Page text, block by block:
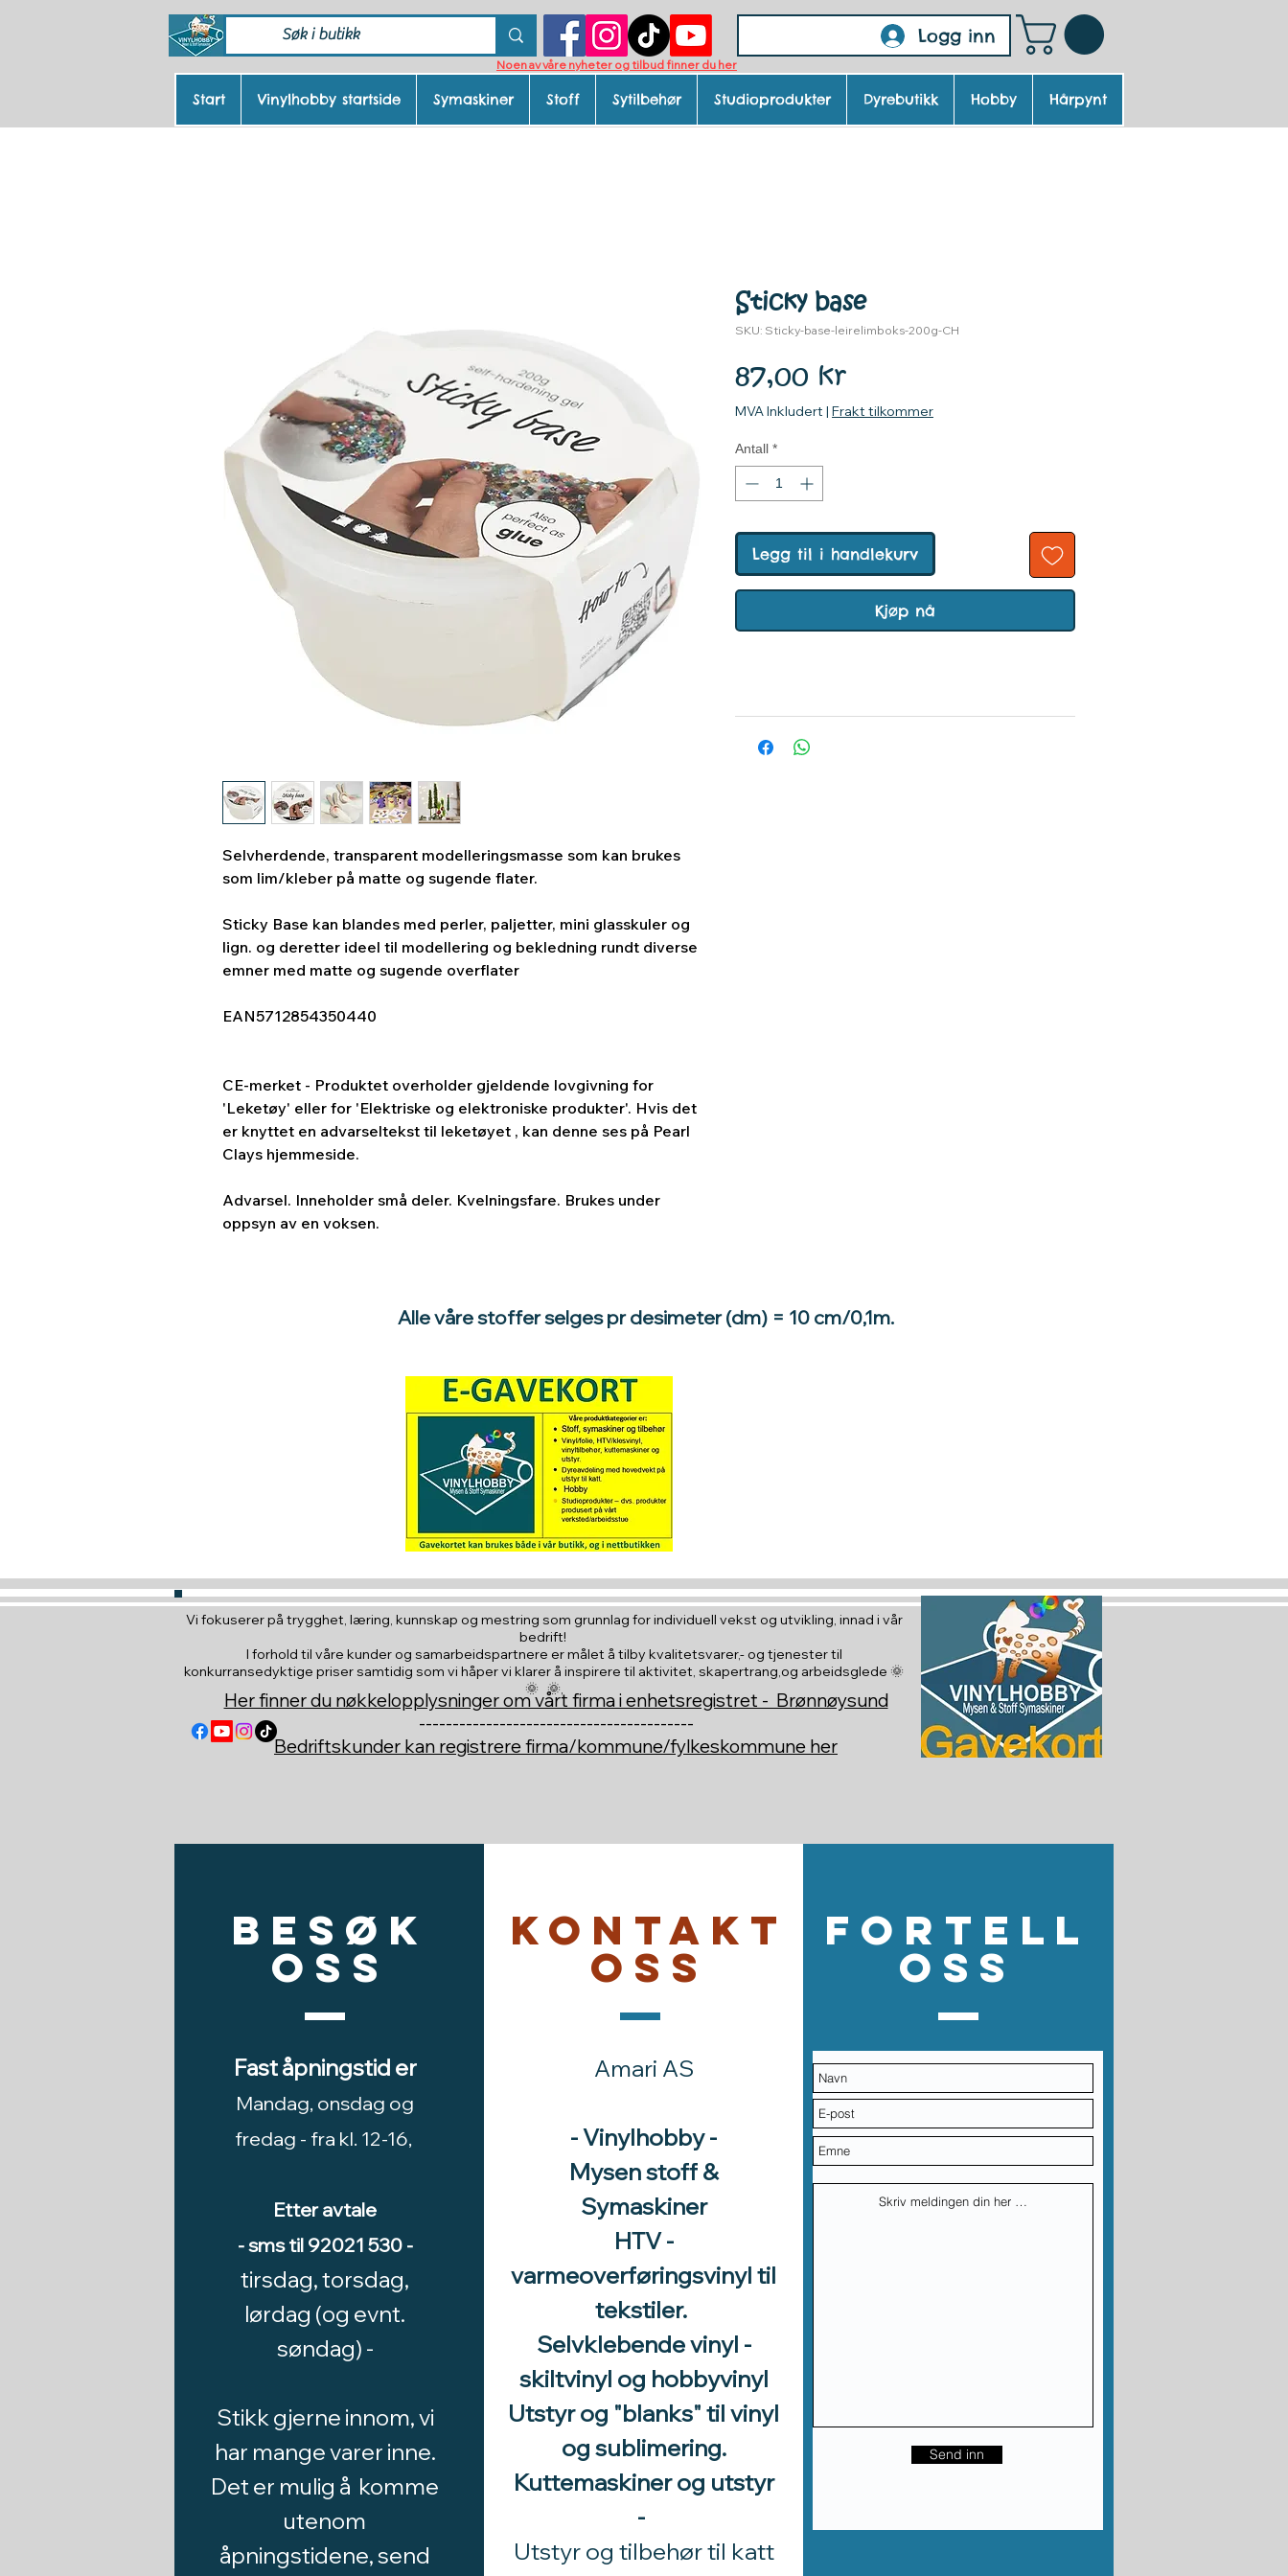
Logg inn
Noen av våre nyheter og tilbud finner du her
Selvherdende, transparent modelleringsmasse som kan brukes
som lim/kleber på matte og sugende flater.
Sticky Base kan blandes med perler, paljetter, mini glasskuler og
lign. og deretter ideel til modellering og bekledning rundt diverse
emner med matte og sugende overflater
EAN5712854350440
CE-merket - Produktet overholder gjeldende lovgivning for
'Leketøy' eller for 'Elektriske og elektroniske produkter'. Hvis det
er knyttet en advarseltekst til leketøyet , kan denne ses på Pearl
Clays hjemmeside.
Advarsel. Inneholder små deler. Kvelningsfare. Brukes under
oppsyn av en voksen.
Sticky base
SKU: Sticky-base-leirelimboks-200g-CH
87,00 krPris
MVA Inkludert | Frakt tilkommer
Antall *
Legg til i handlekurv
Kjøp nå
Alle våre stoffer selges pr desimeter (dm) = 10 cm/0,1m.
Start Vinylhobby startside Symaskiner Stoff Sytilbehør Studioprodukter Dyrebutikk Hobby Hårpynt
Vi fokuserer på trygghet, læring, kunnskap og mestring som grunnlag for individuell vekst og utvikling, innad i vår
bedrift!
I forhold til våre kunder og samarbeidspartnere er målet å tilby kvalitetsvarer,- og tjenester til
konkurransedyktige priser samtidig som vi håper vi klarer å inspirere til aktivitet, skapertrang,og arbeidsglede 🌞
🌞 🌞,
Her finner du nøkkelopplysninger om vårt firma i enhetsregistret - Brønnøysund
-----------------------------------------
Bedriftskunder kan registrere firma/kommune/fylkeskommune her
Besøk
oss
Fast åpningstid er
Mandag, onsdag og
fredag - fra kl. 12-16,
Etter avtale
- sms til 92021 530 -
tirsdag, torsdag,
lørdag (og evnt.
søndag) -
Stikk gjerne innom, vi
har mange varer inne.
Det er mulig å komme
utenom
åpningstidene, send
Kontakt
oss
Amari AS
- Vinylhobby -
Mysen stoff &
Symaskiner
HTV -
varmeoverføringsvinyl til
tekstiler.
Selvklebende vinyl -
skiltvinyl og hobbyvinyl
Utstyr og "blanks" til vinyl
og sublimering.
Kuttemaskiner og utstyr
-
Utstyr og tilbehør til katt
Fortell
oss
Send inn